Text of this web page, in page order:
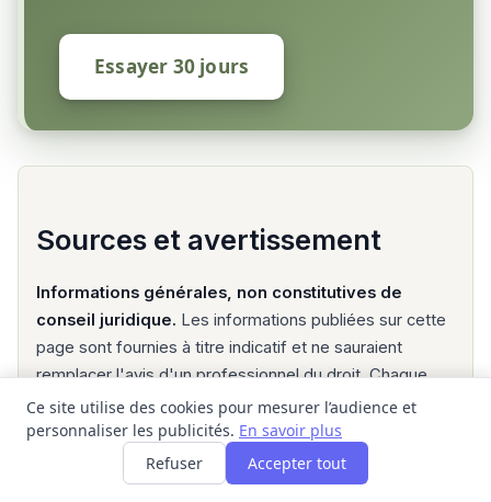
Essayer 30 jours
Sources et avertissement
Informations générales, non constitutives de
conseil juridique. Les informations publiées sur cette
page sont fournies à titre indicatif et ne sauraient
remplacer l'avis d'un professionnel du droit. Chaque
situation familiale est unique. Pour toute démarche
juridique, consultez un avocat inscrit au barreau de Fort-
de-France ou unpoint-justice en Martinique
Ce site utilise des cookies pour mesurer l’audience et
personnaliser les publicités. En savoir plus
Refuser
Accepter tout